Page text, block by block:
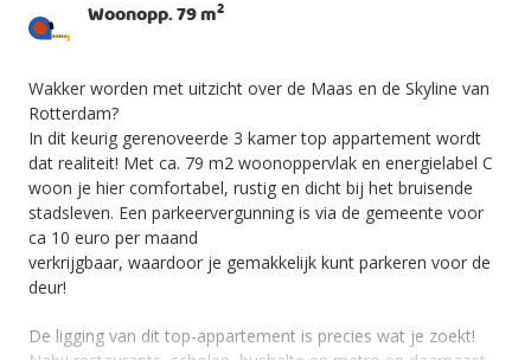
Woonopp. 79 m2
Wakker worden met uitzicht over de Maas en de Skyline van
Rotterdam?
In dit keurig gerenoveerde 3 kamer top appartement wordt
dat realiteit! Met ca. 79 m2 woonoppervlak en energielabel C
woon je hier comfortabel, rustig en dicht bij het bruisende
stadsleven. Een parkeervergunning is via de gemeente voor
ca 10 euro per maand
verkrijgbaar, waardoor je gemakkelijk kunt parkeren voor de
deur!
De ligging van dit top-appartement is precies wat je zoekt!